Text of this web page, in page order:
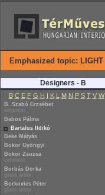
Emphasized topic: LIGHT
Designers - B
B C E F G H I K L M N P S T V W
B. Szabó Erzsébet
ceramist
Babos Pálma
Bartalus Ildikó
Beke Mátyás
Bokor Gyöngyi
Bokor Zsuzsa
ceramist
Borbás Dorka
glass artist
Borkovics Péter
glass artist